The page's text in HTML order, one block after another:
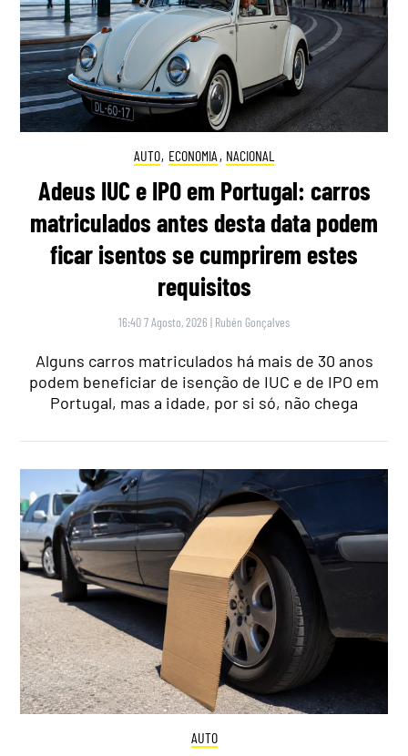
AUTO, ECONOMIA , NACIONAL
Adeus IUC e IPO em Portugal: carros
matriculados antes desta data podem
ficar isentos se cumprirem estes
requisitos
16:40 7 Agosto, 2026 | Rubén Gonçalves
Alguns carros matriculados há mais de 30 anos
podem beneficiar de isenção de IUC e de IPO em
Portugal, mas a idade, por si só, não chega
AUTO